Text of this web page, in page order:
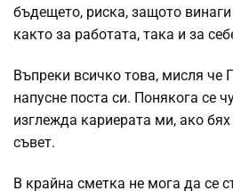
бъдещето, риска, защото
както за работата, така и за
Въпреки всичко това, мисля че
напусне поста си. Понякога се
изглежда кариерата ми, ако
съвет.
В крайна сметка не мога да се